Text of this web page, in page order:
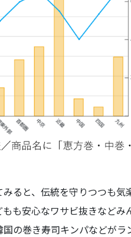
ると、伝統を守りつつも
も安心なワサビ抜きなど
の巻き寿司キンパなどが